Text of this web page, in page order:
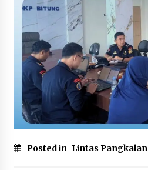
Posted in Lintas Pangkalan